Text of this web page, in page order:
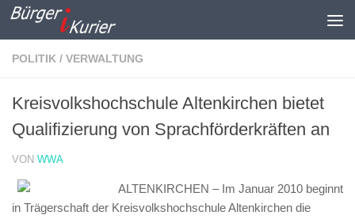
Zum Inhalt springen
POLITIK / VERWALTUNG
Kreisvolkshochschule Altenkirchen bietet
Qualifizierung von Sprachförderkräften an
VON WWA
ALTENKIRCHEN – Im Januar 2010 beginnt
in Trägerschaft der Kreisvolkshochschule Altenkirchen die